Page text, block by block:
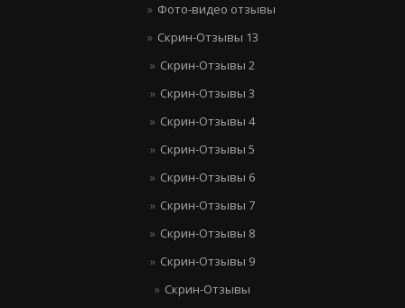
Фото-видео отзывы
Скрин-Отзывы 13
Скрин-Отзывы 2
Скрин-Отзывы 3
Скрин-Отзывы 4
Скрин-Отзывы 5
Скрин-Отзывы 6
Скрин-Отзывы 7
Скрин-Отзывы 8
Скрин-Отзывы 9
Скрин-Отзывы